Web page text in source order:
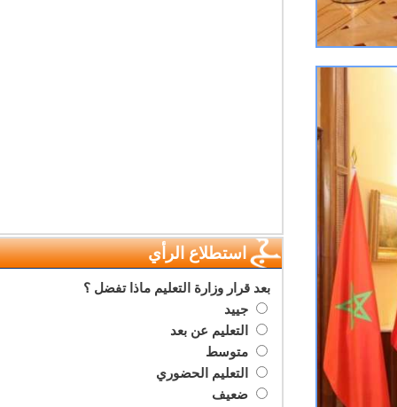
استطلاع الرأي
بعد قرار وزارة التعليم ماذا تفضل ؟
جييد
التعليم عن بعد
متوسط
التعليم الحضوري
ضعيف